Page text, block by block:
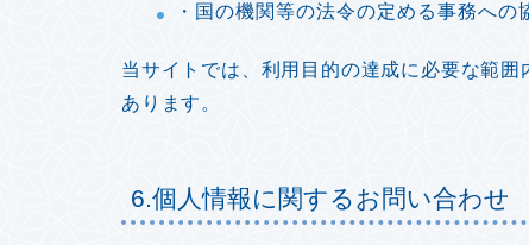
・国の機関等の法令の定める事務への
当サイトでは、利用目的の達成に必要な範
あります。
6.個人情報に関するお問い合わせ